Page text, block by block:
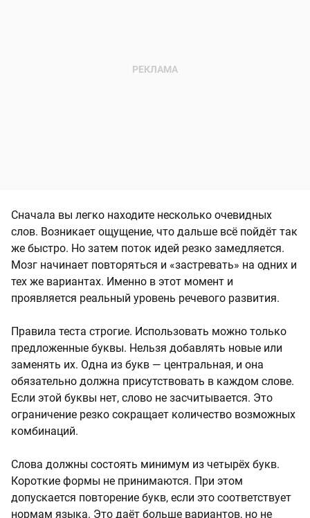
Сначала вы легко находите несколько очевидных
слов. Возникает ощущение, что дальше всё пойдёт так
же быстро. Но затем поток идей резко замедляется.
Мозг начинает повторяться и «застревать» на одних и
тех же вариантах. Именно в этот момент и
проявляется реальный уровень речевого развития.
Правила теста строгие. Использовать можно только
предложенные буквы. Нельзя добавлять новые или
заменять их. Одна из букв — центральная, и она
обязательно должна присутствовать в каждом слове.
Если этой буквы нет, слово не засчитывается. Это
ограничение резко сокращает количество возможных
комбинаций.
Слова должны состоять минимум из четырёх букв.
Короткие формы не принимаются. При этом
допускается повторение букв, если это соответствует
нормам языка. Это даёт больше вариантов, но не